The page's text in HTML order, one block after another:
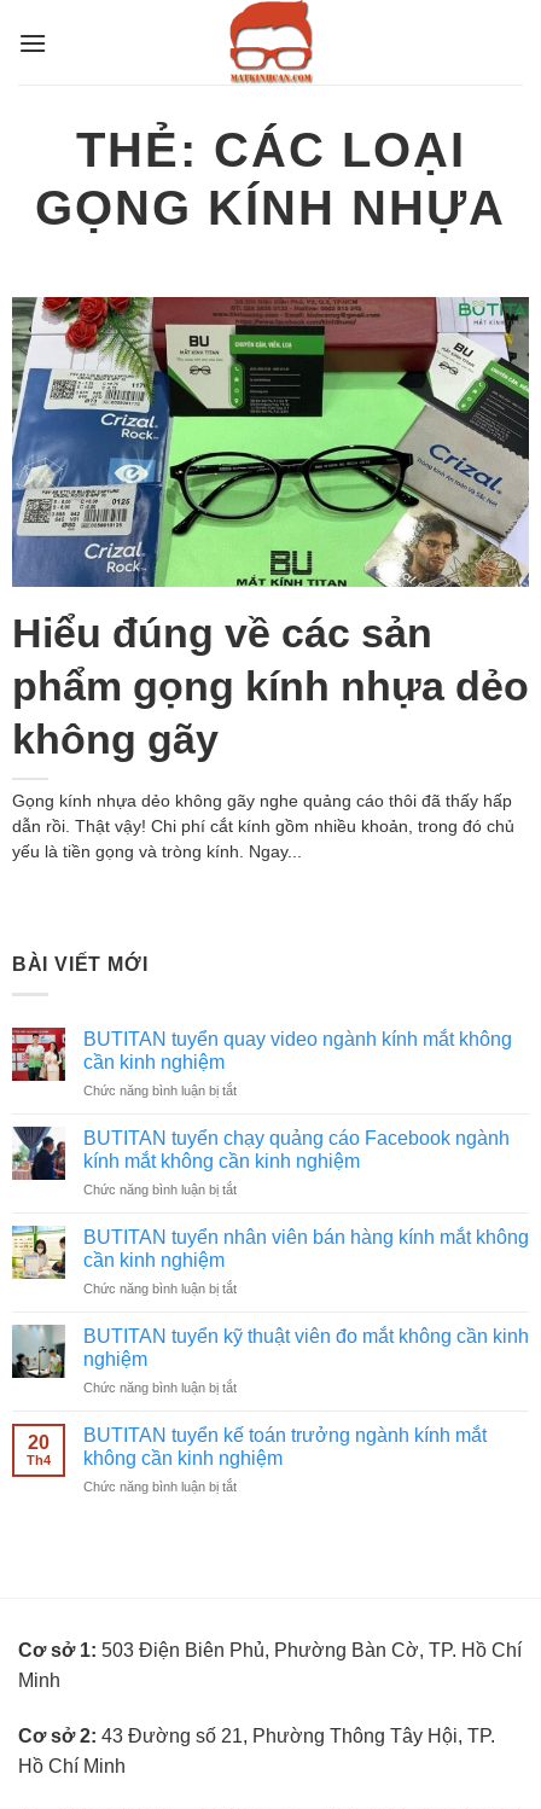
qua
THẺ: CÁC LOẠI
GỌNG KÍNH NHỰA
Hiểu đúng về các sản
phẩm gọng kính nhựa dẻo
không gãy
Gọng kính nhựa dẻo không gãy nghe quảng cáo thôi đã thấy hấp
dẫn rồi. Thật vậy! Chi phí cắt kính gồm nhiều khoản, trong đó chủ
yếu là tiền gọng và tròng kính. Ngay...
BÀI VIẾT MỚI
BUTITAN tuyển quay video ngành kính mắt không
cần kinh nghiệm
Chức năng bình luận bị tắtở
tuyển
quay
video
ngành
mắt
kinh
BUTITAN tuyển chạy quảng cáo Facebook ngành
kính mắt không cần kinh nghiệm
Chức năng bình luận bị tắtở
tuyển
cáo
ngành
không
kinh
nghiệm
BUTITAN tuyển nhân viên bán hàng kính mắt không
cần kinh nghiệm
Chức năng bình luận bị tắtở
tuyển
nhân
bán
kính
mắt
không
cần
BUTITAN tuyển kỹ thuật viên đo mắt không cần kinh
nghiệm
Chức năng bình luận bị tắtở
tuyển
kỹ
thuật
viên
20
Th4
BUTITAN tuyển kế toán trưởng ngành kính mắt
không cần kinh nghiệm
Chức năng bình luận bị tắtở
mắt
nghiệm
Cơ sở 1: 503 Điện Biên Phủ, Phường Bàn Cờ, TP. Hồ Chí
Minh
Cơ sở 2: 43 Đường số 21, Phường Thông Tây Hội, TP.
Hồ Chí Minh